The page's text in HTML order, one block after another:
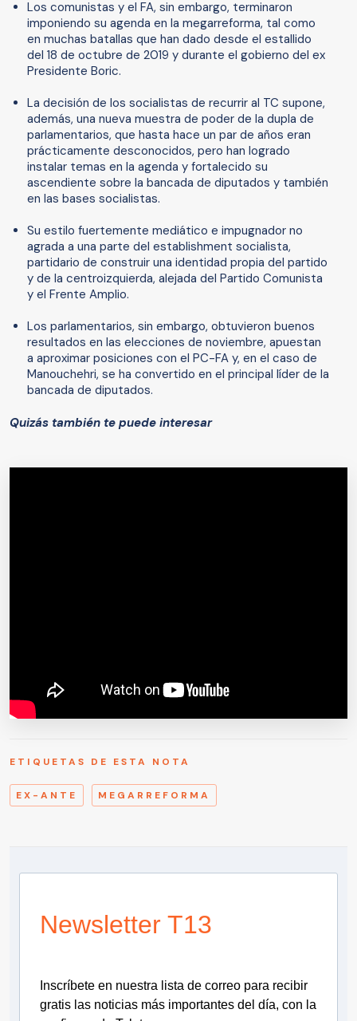
Los comunistas y el FA, sin embargo, terminaron
imponiendo su agenda en la megarreforma, tal como
en muchas batallas que han dado desde el estallido
del 18 de octubre de 2019 y durante el gobierno del ex
Presidente Boric.
La decisión de los socialistas de recurrir al TC supone,
además, una nueva muestra de poder de la dupla de
parlamentarios, que hasta hace un par de años eran
prácticamente desconocidos, pero han logrado
instalar temas en la agenda y fortalecido su
ascendiente sobre la bancada de diputados y también
en las bases socialistas.
Su estilo fuertemente mediático e impugnador no
agrada a una parte del establishment socialista,
partidario de construir una identidad propia del partido
y de la centroizquierda, alejada del Partido Comunista
y el Frente Amplio.
Los parlamentarios, sin embargo, obtuvieron buenos
resultados en las elecciones de noviembre, apuestan
a aproximar posiciones con el PC-FA y, en el caso de
Manouchehri, se ha convertido en el principal líder de la
bancada de diputados.
Quizás también te puede interesar
ETIQUETAS DE ESTA NOTA
EX-ANTE MEGARREFORMA
Newsletter T13
Inscríbete en nuestra lista de correo para recibir
gratis las noticias más importantes del día, con la